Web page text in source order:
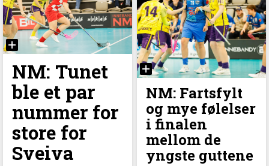
NM: Tunet
ble et par
nummer for
store for
Sveiva
NM: Fartsfylt
og mye følelser
i finalen
mellom de
yngste guttene